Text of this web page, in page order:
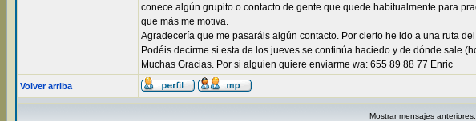
conece algún grupito o contacto de gente que quede habitualmente para
que más me motiva.
Agradecería que me pasaráis algún contacto. Por cierto he ido a una ruta
Podéis decirme si esta de los jueves se continúa haciedo y de dónde sale
Muchas Gracias. Por si alguien quiere enviarme wa: 655 89 88 77 Enric
Volver arriba
Mostrar mensajes anteriores: